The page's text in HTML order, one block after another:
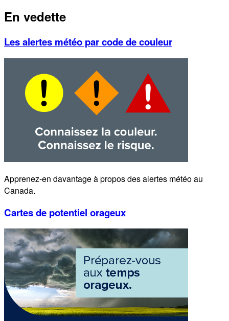
En vedette
Les alertes météo par code de couleur
Apprenez-en davantage à propos des alertes météo au
Canada.
Cartes de potentiel orageux